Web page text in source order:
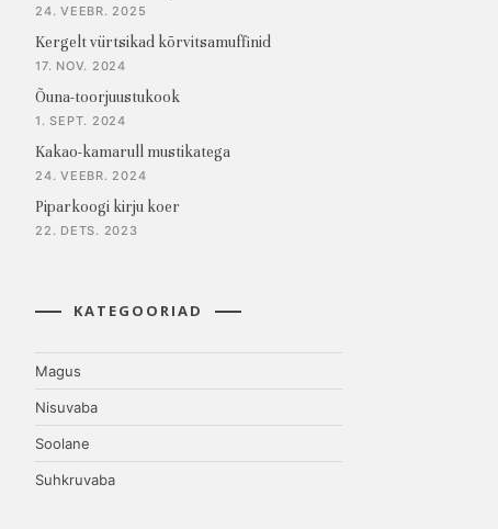
24. VEEBR. 2025
Kergelt vürtsikad kõrvitsamuffinid
17. NOV. 2024
Õuna-toorjuustukook
1. SEPT. 2024
Kakao-kamarull mustikatega
24. VEEBR. 2024
Piparkoogi kirju koer
22. DETS. 2023
KATEGOORIAD
Magus
Nisuvaba
Soolane
Suhkruvaba